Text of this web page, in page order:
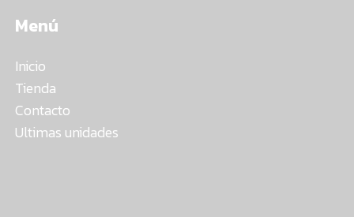
Menú
Inicio
Tienda
Contacto
Ultimas unidades